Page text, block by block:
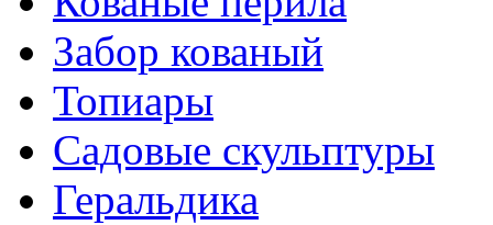
Забор кованый
Топиары
Садовые скульптуры
Геральдика